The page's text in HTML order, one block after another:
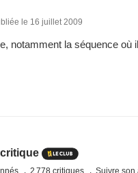
le 16 juillet 2009
notamment la séquence où
2 778 critiques Suivre son